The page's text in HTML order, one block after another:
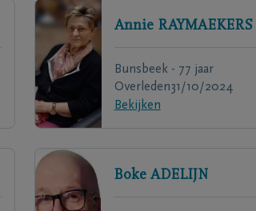
Annie RAYMAEKERS
Bunsbeek - 77 jaar
Overleden31/10/2024
Bekijken
Boke ADELIJN